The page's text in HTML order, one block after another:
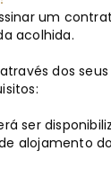
um
acolhida.
dos
ser
alojamento